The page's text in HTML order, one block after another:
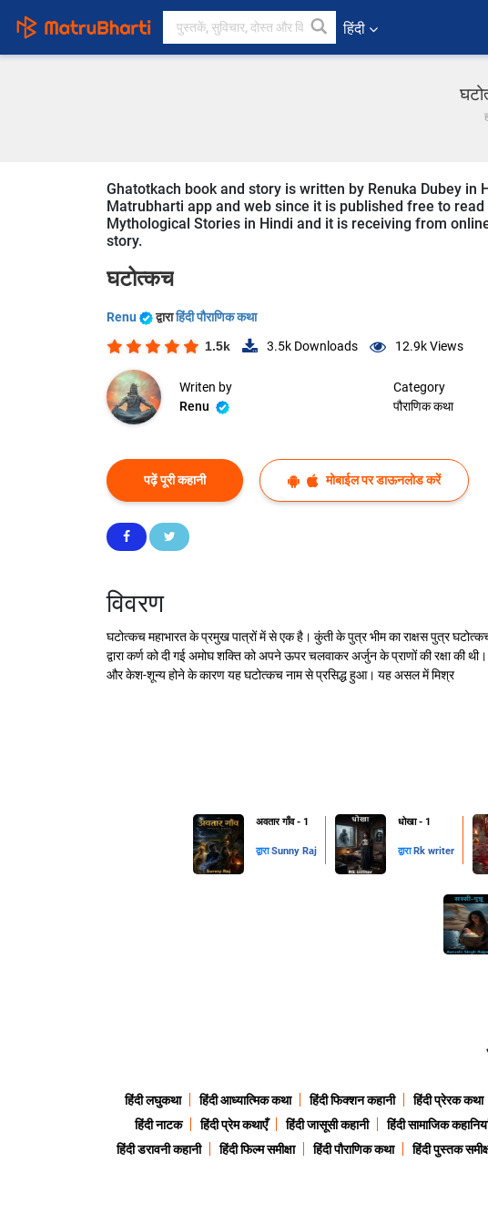
हिंदी
Ghatotkach book and story is written by Renuka Dubey
Matrubharti app and web since it is published free to
Mythological Stories in Hindi and it is receiving from
story.
घटोत्कच
Renu द्वाराहिंदी पौराणिक कथा
1.5k 3.5k Downloads 12.9kViews
Writen by
Renu
Category
पौराणिक कथा
पढ़ें पूरी कहानी मोबाईल पर डाऊनलोड करें
विवरण
घटोत्कच महाभारत के प्रमुख पात्रों में से एक है। कुंती के पुत्र भीम का राक्षस पुत्र
द्वारा कर्ण को दी गई अमोघ शक्ति को अपने ऊपर चलवाकर अर्जुन के प्राणों की रक्षा की
और केश-शून्य होने के कारण यह घटोत्कच नाम से प्रसिद्ध हुआ। यह असल में मिश्र
अवतार गाँव - 1
द्वाराSunny Raj
धोखा - 1
द्वारा Rk writer
हिंदी लघुकथा हिंदी आध्यात्मिक कथा हिंदी फिक्शन कहानी हिंदी प्रेरक कथा
हिंदी नाटक
हिंदी प्रेम कथाएँ हिंदी जासूसी कहानी हिंदी सामाजिक
हिंदी डरावनी कहानी
हिंदी फिल्म समीक्षा हिंदी पौराणिक कथा हिंदी पुस्तक